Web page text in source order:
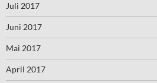
Juli 2017
Juni 2017
Mai 2017
April 2017